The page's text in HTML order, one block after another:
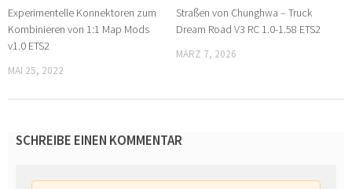
Experimentelle Konnektoren zum
Kombinieren von 1:1 Map Mods
v1.0 ETS2
MAI 25, 2022
Straßen von Chunghwa – Truck
Dream Road V3 RC 1.0-1.58 ETS2
MÄRZ 7, 2026
SCHREIBE EINEN KOMMENTAR